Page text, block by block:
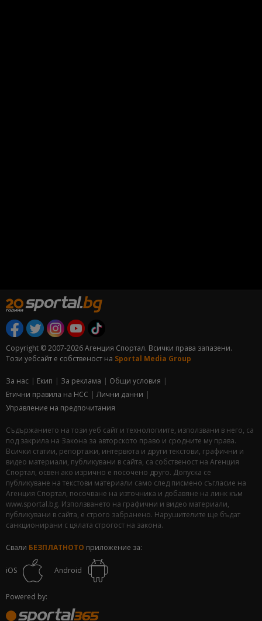
Copyright © 2007-2026 Агенция Спортал. Всички права запазени.
Този уебсайт е собственост на Sportal Media Group
За нас Екип За рекламa
Общи условия
Етични правила на НСС
Лични данни
Управление на предпочитания
Съдържанието на този уеб сайт и технологиите, използвани в него, са
под закрила на Закона за авторското право и сродните му права.
Всички статии, репортажи, интервюта и други текстови, графични и
видео материали, публикувани в сайта, са собственост на Агенция
Спортал, освен ако изрично е посочено друго. Допуска се
публикуване на текстови материали само след писмено съгласие на
Агенция Спортал, посочване на източника и добавяне на линк към
www.sportal.bg. Използването на графични и видео материали,
публикувани в сайта, е строго забранено. Нарушителите ще бъдат
санкционирани с цялата строгост на закона.
Свали БЕЗПЛАТНОТО приложение за:
iOS Android
Powered by: